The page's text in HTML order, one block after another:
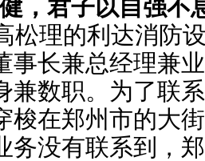
，君子以自强不
松理的利达消防
事长兼总经理兼
数职。为了联
梭在郑州市的大
务没有联系到，